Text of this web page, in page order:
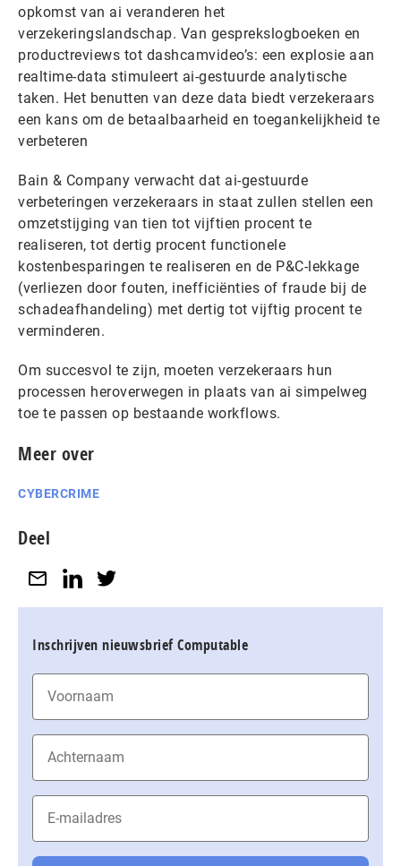
opkomst van ai veranderen het
verzekeringslandschap. Van gesprekslogboeken en
productreviews tot dashcamvideo’s: een explosie aan
realtime-data stimuleert ai-gestuurde analytische
taken. Het benutten van deze data biedt verzekeraars
een kans om de betaalbaarheid en toegankelijkheid te
verbeteren
Bain & Company verwacht dat ai-gestuurde
verbeteringen verzekeraars in staat zullen stellen een
omzetstijging van tien tot vijftien procent te
realiseren, tot dertig procent functionele
kostenbesparingen te realiseren en de P&C-lekkage
(verliezen door fouten, inefficiënties of fraude bij de
schadeafhandeling) met dertig tot vijftig procent te
verminderen.
Om succesvol te zijn, moeten verzekeraars hun
processen heroverwegen in plaats van ai simpelweg
toe te passen op bestaande workflows.
Meer over
CYBERCRIME
Deel
Inschrijven nieuwsbrief Computable